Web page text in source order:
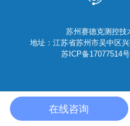
苏州赛德克测控技
地址：江苏省苏州市吴中区
苏ICP备17077514
产品中心
在线咨询